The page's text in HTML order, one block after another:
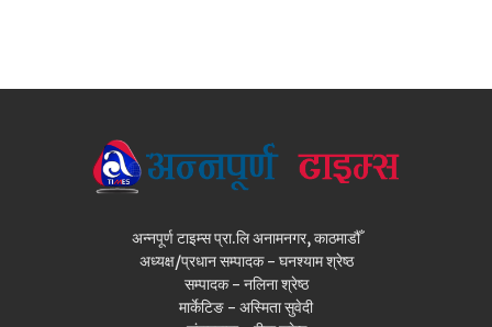
अन्नपूर्ण टाइम्स प्रा.लि अनामनगर, काठमाडौँ
अध्यक्ष/प्रधान सम्पादक - घनश्याम श्रेष्ठ
सम्पादक - नलिना श्रेष्ठ
मार्केटिङ - अस्मिता सुवेदी